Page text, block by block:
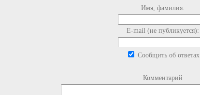
Имя, фамилия:
E-mail (не публикуется):
Сообщить об ответах
Комментарий